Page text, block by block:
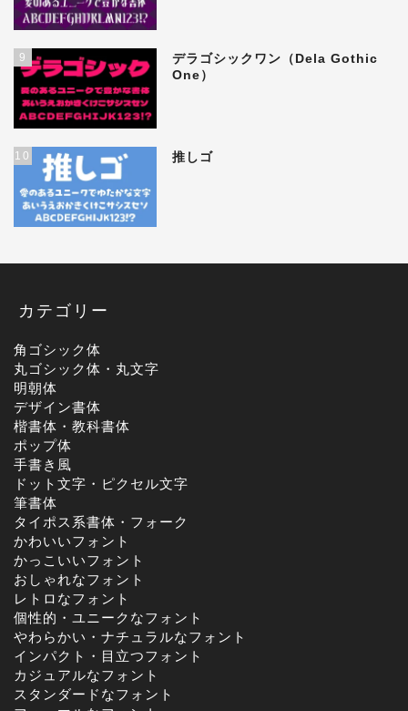
9
デラゴシックワン（Dela Gothic
One）
10 推しゴ
カテゴリー
角ゴシック体
丸ゴシック体・丸文字
明朝体
デザイン書体
楷書体・教科書体
ポップ体
手書き風
ドット文字・ピクセル文字
筆書体
タイポス系書体・フォーク
かわいいフォント
かっこいいフォント
おしゃれなフォント
レトロなフォント
個性的・ユニークなフォント
やわらかい・ナチュラルなフォント
インパクト・目立つフォント
カジュアルなフォント
スタンダードなフォント